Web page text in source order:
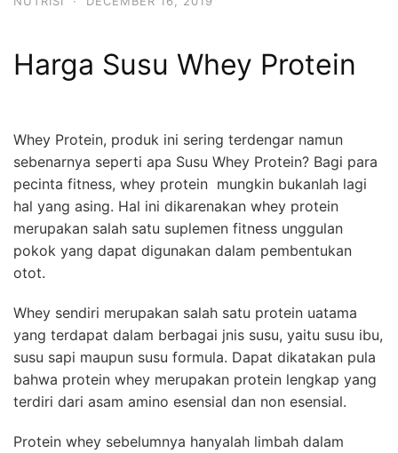
Harga Susu Whey Protein
Whey Protein, produk ini sering terdengar namun
sebenarnya seperti apa Susu Whey Protein? Bagi para
pecinta fitness, whey protein mungkin bukanlah lagi
hal yang asing. Hal ini dikarenakan whey protein
merupakan salah satu suplemen fitness unggulan
pokok yang dapat digunakan dalam pembentukan
otot.
Whey sendiri merupakan salah satu protein uatama
yang terdapat dalam berbagai jnis susu, yaitu susu ibu,
susu sapi maupun susu formula. Dapat dikatakan pula
bahwa protein whey merupakan protein lengkap yang
terdiri dari asam amino esensial dan non esensial.
Protein whey sebelumnya hanyalah limbah dalam